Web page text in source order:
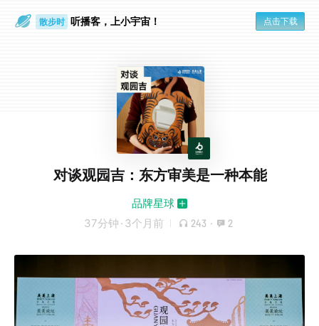
散步时 听播客，上小宇宙！ 点击下载
对谈观园吉：东方审美是一种本能
品牌星球
37分钟 · 3个月前 243 · 2